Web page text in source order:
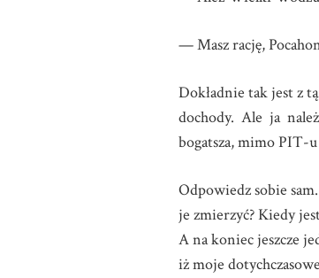
— Masz rację,
Dokładnie tak jest z
dochody. Ale ja
bogatsza, mimo
Odpowiedz sobie sam.
je zmierzyć? Kiedy
A na koniec jeszcze
iż moje